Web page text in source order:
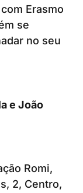
Erasmo
se
no seu
e João
Romi,
2, Centro,